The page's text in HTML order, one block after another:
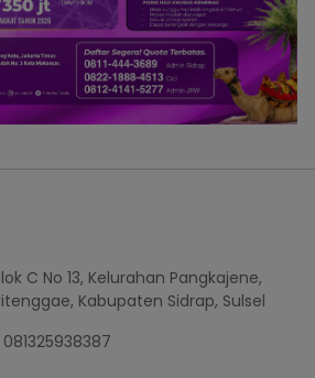
C No 13, Kelurahan Pangkajene,
Kabupaten Sidrap, Sulsel